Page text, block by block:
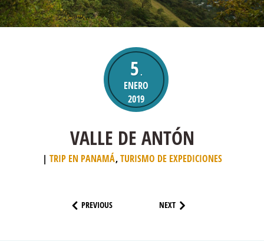
5.
ENERO
2019
VALLE DE ANTÓN
TRIP EN PANAMÁ,TURISMO DE EXPEDICIONES
PREVIOUS NEXT